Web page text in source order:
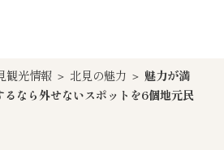
観光情報 ＞ 北見の魅力 ＞ 魅力が満
なら外せないスポットを6個地元民